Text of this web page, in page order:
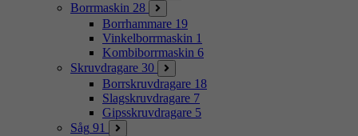
Borrmaskin 28
Borrhammare 19
Vinkelborrmaskin 1
Kombiborrmaskin 6
Skruvdragare 30
Borrskruvdragare 18
Slagskruvdragare 7
Gipsskruvdragare 5
Såg 91